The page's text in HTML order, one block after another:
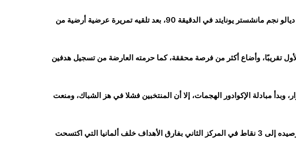
وجاء هدف اللقاء الوحيد عن طريق البديل أماد ديالو نجم مانشستر يونايتد في الدقيقة 90، بعد تلقيه تمريرة عرضية أرضية من
تقريبًا، وأضاع أكثر من فرصة محققة، كما حرمته العارضة من تسجيل هدفين
مبادلة الإكوادور الهجمات، إلا أن المنتخبين فشلا في هز الشباك، ومنعت
وبهذا الفوز الدرامي، رفع منتخب كوت ديفوار رصيده إلى 3 نقاط في المركز الثاني بفارق الأهداف خلف ألمانيا التي اكتسحت